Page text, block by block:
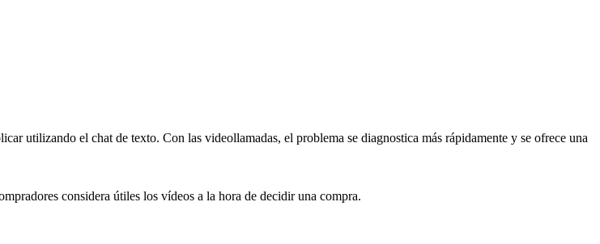
utilizando el chat de texto. Con las videollamadas, el problema se diagnostica más rápidamente y se ofrece una
considera útiles los vídeos a la hora de decidir una compra.